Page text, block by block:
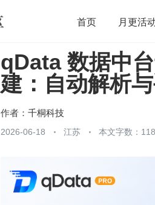
首页 月更活
开源 架构 OpenHarmony
团队管理 程序员
qData 数据中
建：自动解析
作者： 千桐科技
2026-06-18 江苏 本文字数：